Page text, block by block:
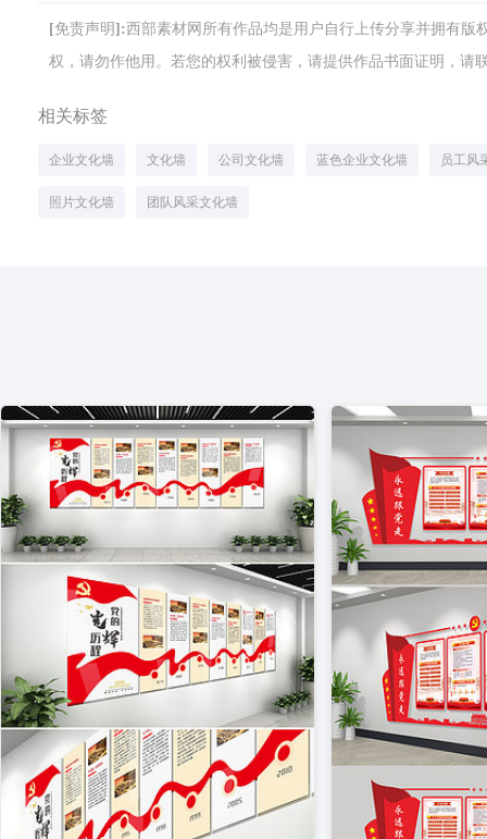
[免责声明]:西部素材网所有作品均是用户自行上传分享并拥有
权，请勿作他用。若您的权利被侵害，请提供作品书面证明，请
相关标签
企业文化墙 文化墙 公司文化墙 蓝色企业文化墙 员工风
照片文化墙 团队风采文化墙